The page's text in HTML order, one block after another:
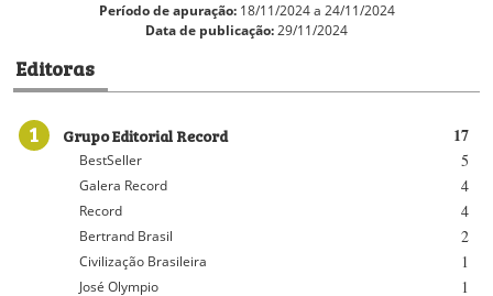
Período de apuração:18/11/2024 a 24/11/2024
Data de publicação:29/11/2024
Editoras
1 17
Grupo Editorial Record
5
BestSeller
4
Galera Record
4
Record
2
Bertrand Brasil
1
Civilização Brasileira
1
José Olympio